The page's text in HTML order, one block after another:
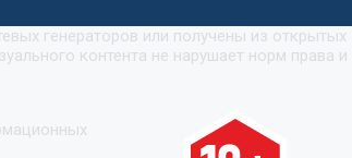
генераторов или получены из открытых
контента не нарушает норм права и